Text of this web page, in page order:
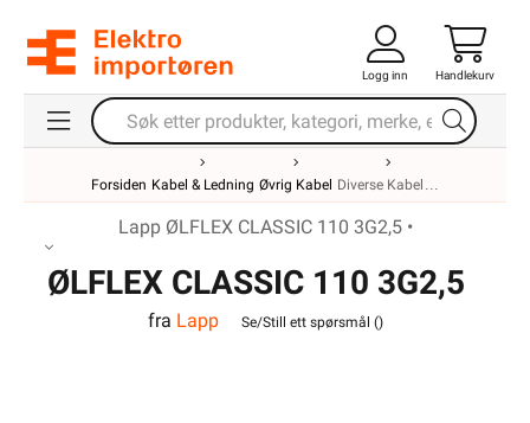
Logg inn Handlekurv
Forsiden Kabel & Ledning Øvrig Kabel Diverse Kabel
Lapp ØLFLEX CLASSIC 110 3G2,5 •
ØLFLEX CLASSIC 110 3G2,5
fra Lapp Se/Still ett spørsmål ()